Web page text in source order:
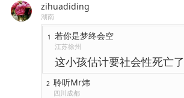
zihuadiding
湖南
1 若你是梦终会空
江苏徐州
这小孩估计要社会性死亡了
2 聆听Mr炜
四川成都